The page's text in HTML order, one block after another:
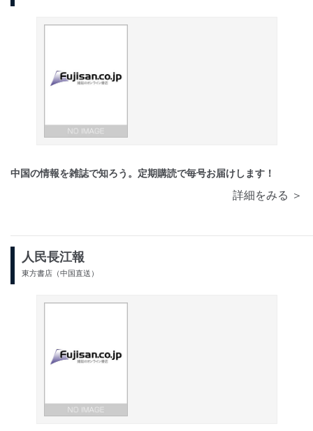
中国の情報を雑誌で知ろう。定期購読で毎号お届けします！
詳細をみる ＞
人民長江報
東方書店（中国直送）